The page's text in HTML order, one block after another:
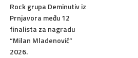
Rock grupa Deminutiv iz
Prnjavora među 12
finalista za nagradu
“Milan Mladenović”
2026.